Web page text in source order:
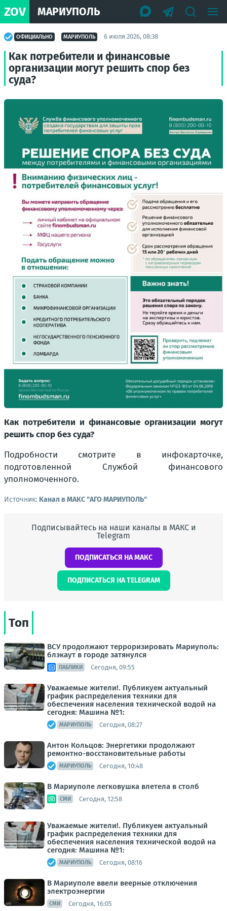
ZOV МАРИУПОЛЬ
ОФИЦИАЛЬНО МАРИУПОЛЬ 6 июля 2026, 08:38
Как потребители и финансовые
организации могут решить спор без
суда?
Как потребители и финансовые организации могут
решить спор без суда?
Подробности смотрите в инфокарточке,
подготовленной Службой финансового
уполномоченного.
Источник: Канал в МАКС "АГО МАРИУПОЛЬ"
Подписывайтесь на наши каналы в МАКС и
Telegram
ПОДПИСАТЬСЯ НА МАКС
ПОДПИСАТЬСЯ НА TELEGRAM
Топ
ВСУ продолжают терроризировать Мариуполь:
блэкаут в городе затянулся
ПАБЛИКИ Сегодня, 09:55
Уважаемые жители!. Публикуем актуальный
график распределения техники для
обеспечения населения технической водой на
сегодня: Машина №1:
МАРИУПОЛЬ Сегодня, 08:27
Антон Кольцов: Энергетики продолжают
ремонтно-восстановительные работы
МАРИУПОЛЬ Сегодня, 10:48
В Мариуполе легковушка влетела в столб
СМИ Сегодня, 12:58
Уважаемые жители!. Публикуем актуальный
график распределения техники для
обеспечения населения технической водой на
сегодня: Машина №1:
МАРИУПОЛЬ Сегодня, 08:16
В Мариуполе ввели веерные отключения
электроэнергии
СМИ Сегодня, 16:05